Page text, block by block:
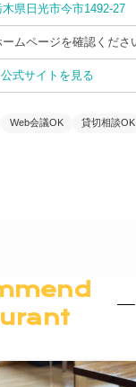
木県日光市今市1492-27
ームページを確認くださ
公式サイトを見る
Web会議OK 貸切相談OK